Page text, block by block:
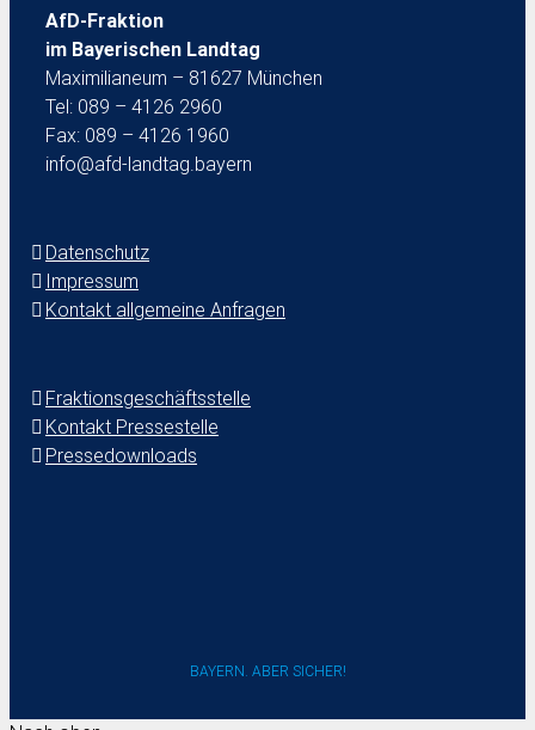
AfD-Fraktion
im Bayerischen Landtag
Maximilianeum – 81627 München
Tel: 089 – 4126 2960
Fax: 089 – 4126 1960
info@afd-landtag.bayern
Datenschutz
Impressum
Kontakt allgemeine Anfragen
Fraktionsgeschäftsstelle
Kontakt Pressestelle
Pressedownloads
BAYERN. ABER SICHER!